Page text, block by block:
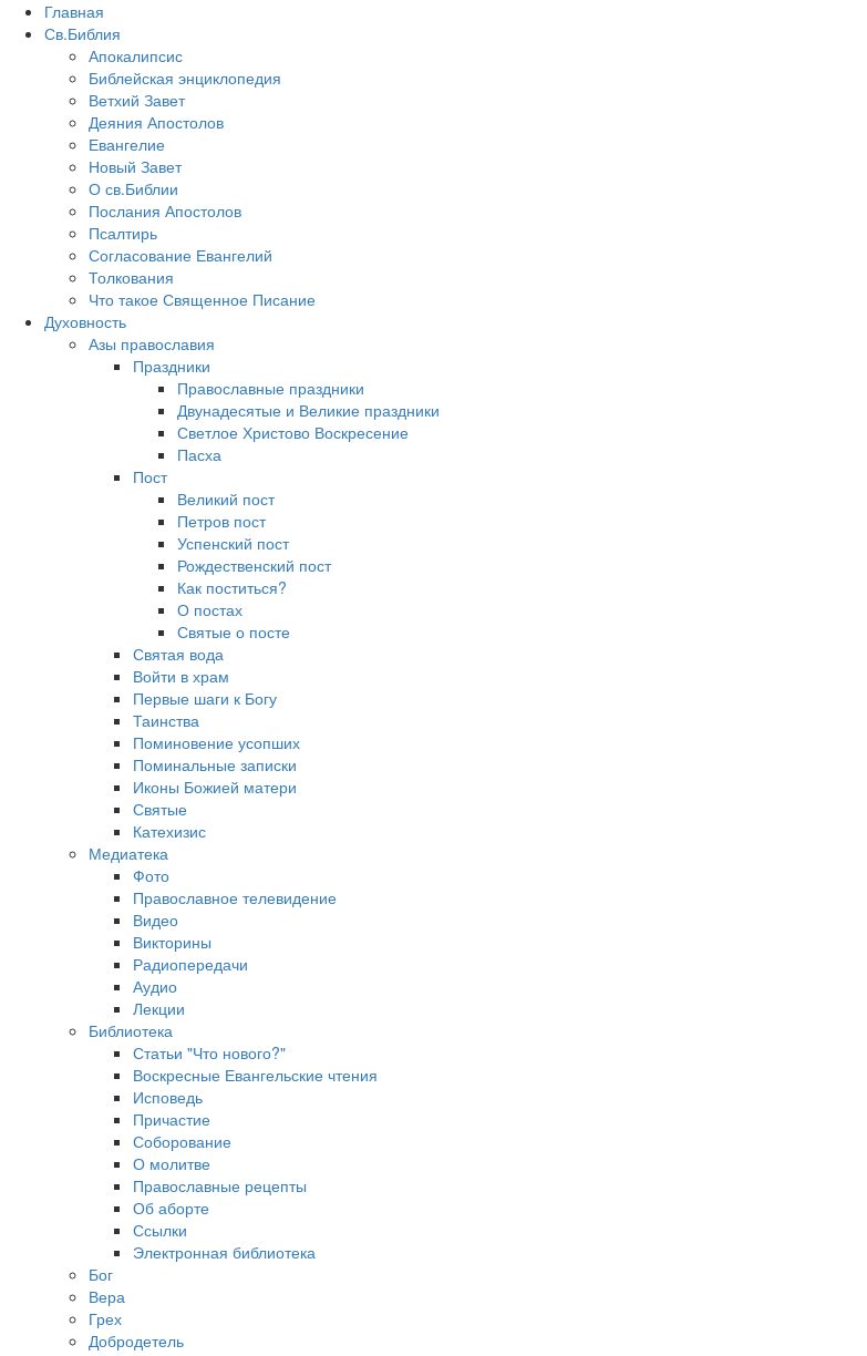
Главная
Св.Библия
Апокалипсис
Библейская энциклопедия
Ветхий Завет
Деяния Апостолов
Евангелие
Новый Завет
О св.Библии
Послания Апостолов
Псалтирь
Согласование Евангелий
Толкования
Что такое Священное Писание
Духовность
Азы православия
Праздники
Православные праздники
Двунадесятые и Великие праздники
Светлое Христово Воскресение
Пасха
Пост
Великий пост
Петров пост
Успенский пост
Рождественский пост
Как поститься?
О постах
Святые о посте
Святая вода
Войти в храм
Первые шаги к Богу
Таинства
Поминовение усопших
Поминальные записки
Иконы Божией матери
Святые
Катехизис
Медиатека
Фото
Православное телевидение
Видео
Викторины
Радиопередачи
Аудио
Лекции
Библиотека
Статьи "Что нового?"
Воскресные Евангельские чтения
Исповедь
Причастие
Соборование
О молитве
Православные рецепты
Об аборте
Ссылки
Электронная библиотека
Бог
Вера
Грех
Добродетель